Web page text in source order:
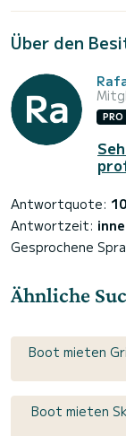
Über den
PRO
Antwortquote:
Antwortzeit:
Gesprochene
Ähnliche
Boot mieten
Boot mieten